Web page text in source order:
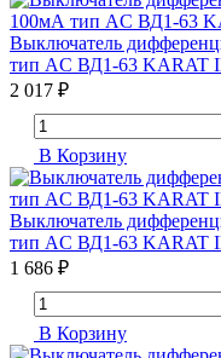
Выключатель
тип AC ВД1-63 KARAT
2 017 ₽
В Корзину
Выключатель
тип AC ВД1-63 KARAT
1 686 ₽
В Корзину